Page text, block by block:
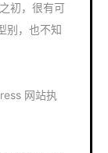
，很有可
别，也不知
网站执